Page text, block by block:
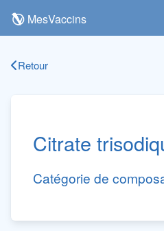
MesVaccins
Retour
Citrate
Catégorie de